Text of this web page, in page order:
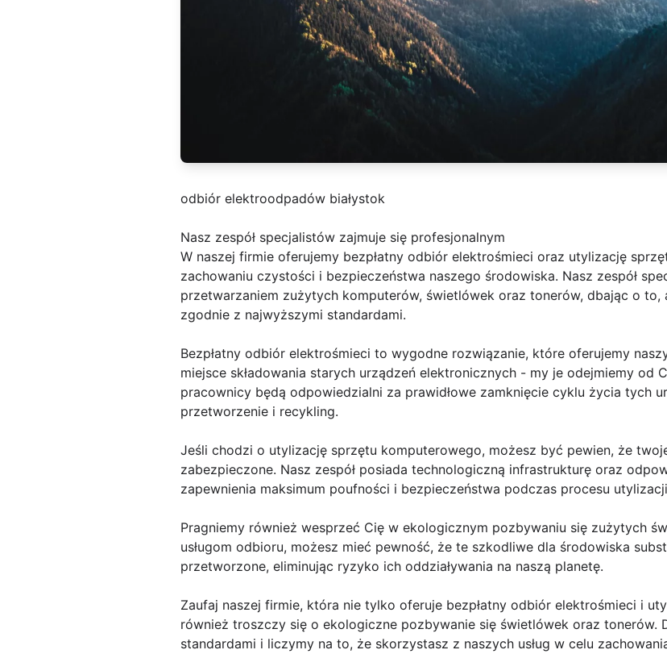
odbiór elektroodpadów białystok
Nasz zespół specjalistów zajmuje się profesjonalnym
W naszej firmie oferujemy bezpłatny odbiór elektrośmieci oraz utylizację
zachowaniu czystości i bezpieczeństwa naszego środowiska. Nasz zespół
przetwarzaniem zużytych komputerów, świetlówek oraz tonerów, dbając o to,
zgodnie z najwyższymi standardami.
Bezpłatny odbiór elektrośmieci to wygodne rozwiązanie, które oferujemy
miejsce składowania starych urządzeń elektronicznych - my je odejmiemy od
pracownicy będą odpowiedzialni za prawidłowe zamknięcie cyklu życia tych
przetworzenie i recykling.
Jeśli chodzi o utylizację sprzętu komputerowego, możesz być pewien, że
zabezpieczone. Nasz zespół posiada technologiczną infrastrukturę oraz
zapewnienia maksimum poufności i bezpieczeństwa podczas procesu
Pragniemy również wesprzeć Cię w ekologicznym pozbywaniu się zużytych
usługom odbioru, możesz mieć pewność, że te szkodliwe dla środowiska
przetworzone, eliminując ryzyko ich oddziaływania na naszą planetę.
Zaufaj naszej firmie, która nie tylko oferuje bezpłatny odbiór elektrośmieci i
również troszczy się o ekologiczne pozbywanie się świetlówek oraz tonerów.
standardami i liczymy na to, że skorzystasz z naszych usług w celu